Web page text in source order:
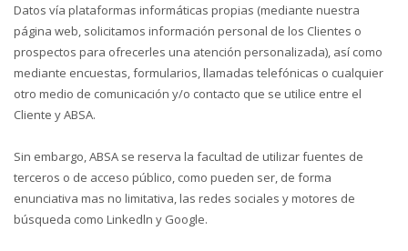
Datos vía plataformas informáticas propias (mediante nuestra
página web, solicitamos información personal de los Clientes o
prospectos para ofrecerles una atención personalizada), así como
mediante encuestas, formularios, llamadas telefónicas o cualquier
otro medio de comunicación y/o contacto que se utilice entre el
Cliente y ABSA.
Sin embargo, ABSA se reserva la facultad de utilizar fuentes de
terceros o de acceso público, como pueden ser, de forma
enunciativa mas no limitativa, las redes sociales y motores de
búsqueda como Linkedln y Google.